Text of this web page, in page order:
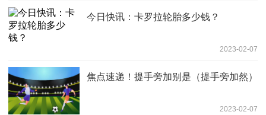
今日快讯：卡罗拉轮胎多少钱？
2023-02-07
焦点速递！提手旁加别是（提手旁加然）
2023-02-07